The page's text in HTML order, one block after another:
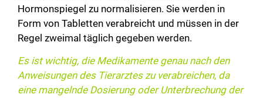
Hormonspiegel zu normalisieren. Sie werden in
Form von Tabletten verabreicht und müssen in der
Regel zweimal täglich gegeben werden.
Es ist wichtig, die Medikamente genau nach den
Anweisungen des Tierarztes zu verabreichen, da
eine mangelnde Dosierung oder Unterbrechung der